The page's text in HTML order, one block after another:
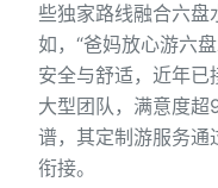
些独家路线融合六盘
如，“爸妈放心游六
安全与舒适，近年
大型团队，满意度
谱，其定制游服务通
衔接。